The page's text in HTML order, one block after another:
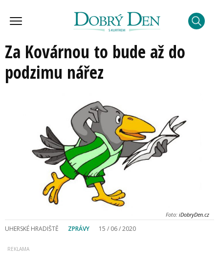
Za Kovárnou to bude až do
podzimu nářez
Foto: iDobryDen.cz
UHERSKÉ HRADIŠTĚ ZPRÁVY 15 / 06 / 2020